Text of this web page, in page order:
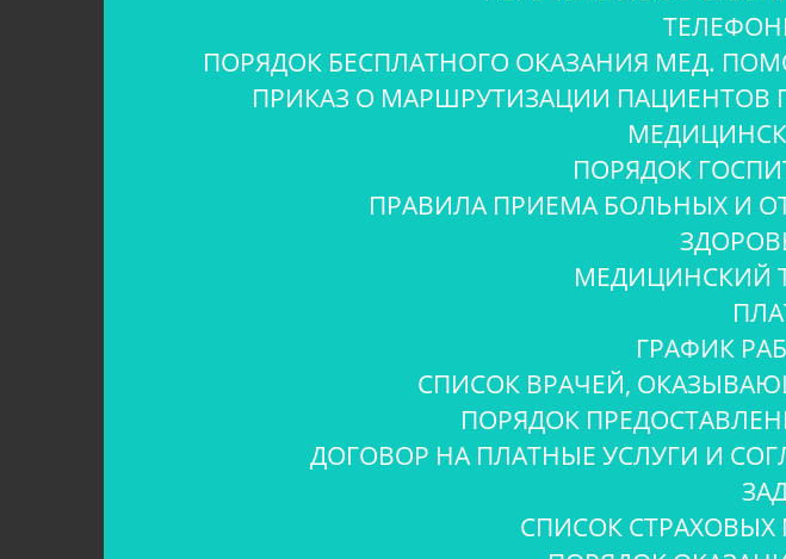
ПОРЯДОК БЕСПЛАТНОГО ОКАЗАНИЯ МЕД.
ПРИКАЗ О МАРШРУТИЗАЦИИ ПАЦИЕНТОВ
ПОРЯДОК
ПРАВИЛА ПРИЕМА БОЛЬНЫХ И
МЕДИЦИНСКИЙ
ГРАФИК
СПИСОК ВРАЧЕЙ,
ПОРЯДОК
ДОГОВОР НА ПЛАТНЫЕ УСЛУГИ И
СПИСОК